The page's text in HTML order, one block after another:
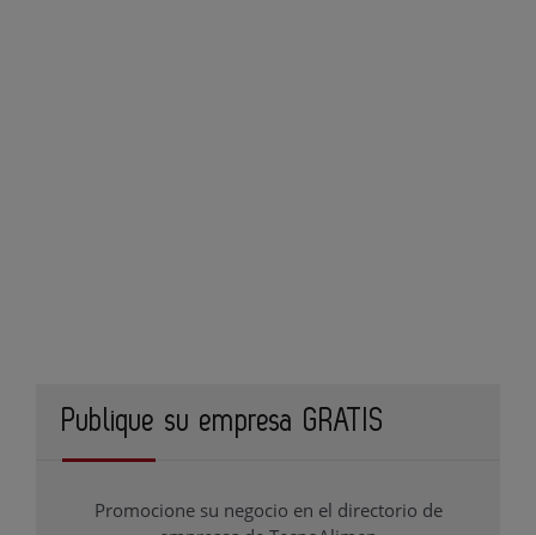
Publique su empresa GRATIS
Promocione su negocio en el directorio de